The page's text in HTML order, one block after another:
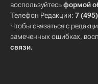
воспользуйтесьформой
Телефон Редакции: 7
Чтобы связаться с
замеченных ошибках,
связи.